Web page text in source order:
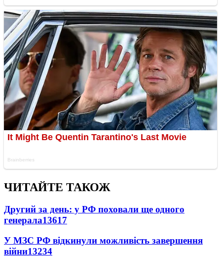
ЧИТАЙТЕ ТАКОЖ
Другий за день: у РФ поховали ще одного
генерала13617
У МЗС РФ відкинули можливість завершення
війни13234